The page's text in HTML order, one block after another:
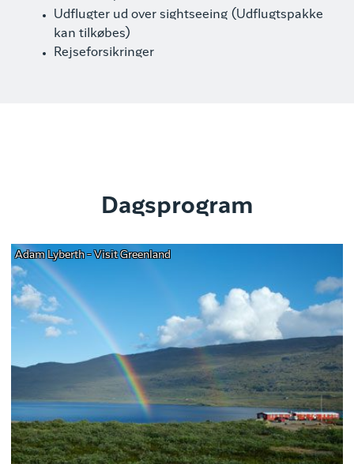
Udflugter ud over sightseeing (Udflugtspakke
kan tilkøbes)
Rejseforsikringer
Dagsprogram
Adam Lyberth - Visit Greenland